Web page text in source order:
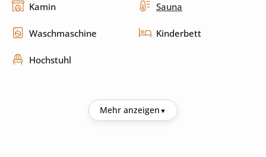
Kamin Sauna
Waschmaschine Kinderbett
Hochstuhl
Mehr anzeigen